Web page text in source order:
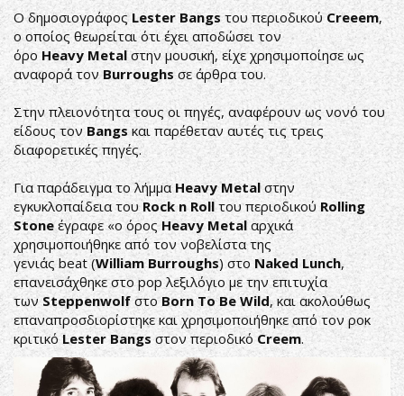
Ο δημοσιογράφος Lester Bangs του περιοδικούCreeem,
ο οποίος θεωρείται ότι έχει αποδώσει τον
όρο Heavy Metalστην μουσική, είχε χρησιμοποίησε ως
αναφορά τον Burroughs σε άρθρα του.
Στην πλειονότητα τους οι πηγές, αναφέρουν ως νονό του
είδους τον Bangs και παρέθεταν αυτές τις τρεις
διαφορετικές πηγές.
Για παράδειγμα το λήμμαHeavy Metalστην
εγκυκλοπαίδεια τουRock n Rollτου περιοδικού Rolling
Stoneέγραφε «ο όροςHeavy Metalαρχικά
χρησιμοποιήθηκε από τον νοβελίστα της
γενιάς beat (William Burroughs) στο Naked Lunch,
επανεισάχθηκε στο pop λεξιλόγιο με την επιτυχία
των Steppenwolf στοBorn To Be Wild, και ακολούθως
επαναπροσδιορίστηκε και χρησιμοποιήθηκε από τον ροκ
κριτικόLester Bangsστον περιοδικό Creem.